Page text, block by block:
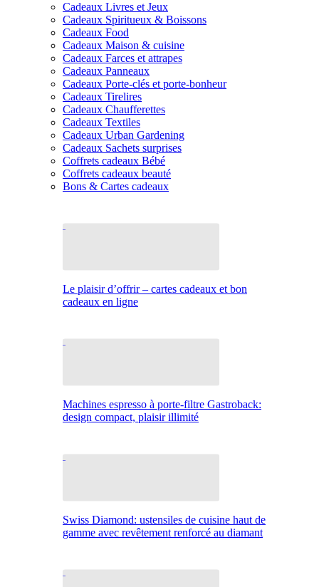
Cadeaux Livres et Jeux
Cadeaux Spiritueux & Boissons
Cadeaux Food
Cadeaux Maison & cuisine
Cadeaux Farces et attrapes
Cadeaux Panneaux
Cadeaux Porte-clés et porte-bonheur
Cadeaux Tirelires
Cadeaux Chaufferettes
Cadeaux Textiles
Cadeaux Urban Gardening
Cadeaux Sachets surprises
Coffrets cadeaux Bébé
Coffrets cadeaux beauté
Bons & Cartes cadeaux
Le plaisir d’offrir – cartes cadeaux et bon
cadeaux en ligne
Machines espresso à porte-filtre Gastroback:
design compact, plaisir illimité
Swiss Diamond: ustensiles de cuisine haut de
gamme avec revêtement renforcé au diamant